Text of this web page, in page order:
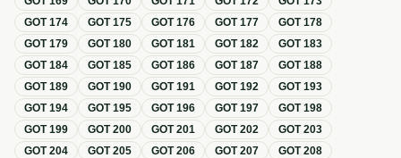
GOT174 GOT175 GOT176 GOT177 GOT178
GOT179 GOT180 GOT181 GOT182 GOT183
GOT184 GOT185 GOT186 GOT187 GOT188
GOT189 GOT190 GOT191 GOT192 GOT193
GOT194 GOT195 GOT196 GOT197 GOT198
GOT199 GOT200 GOT201 GOT202 GOT203
GOT204 GOT205 GOT206 GOT207 GOT208